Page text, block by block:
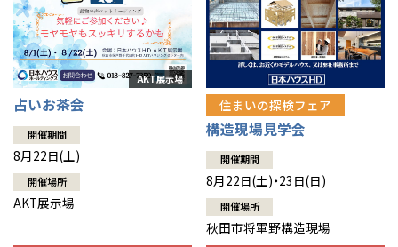
占いお茶会
開催期間
8月22日(土)
開催場所
AKT展示場
住まいの探検フェア
構造現場見学会
開催期間
8月22日(土)・23日(日)
開催場所
秋田市将軍野構造現場